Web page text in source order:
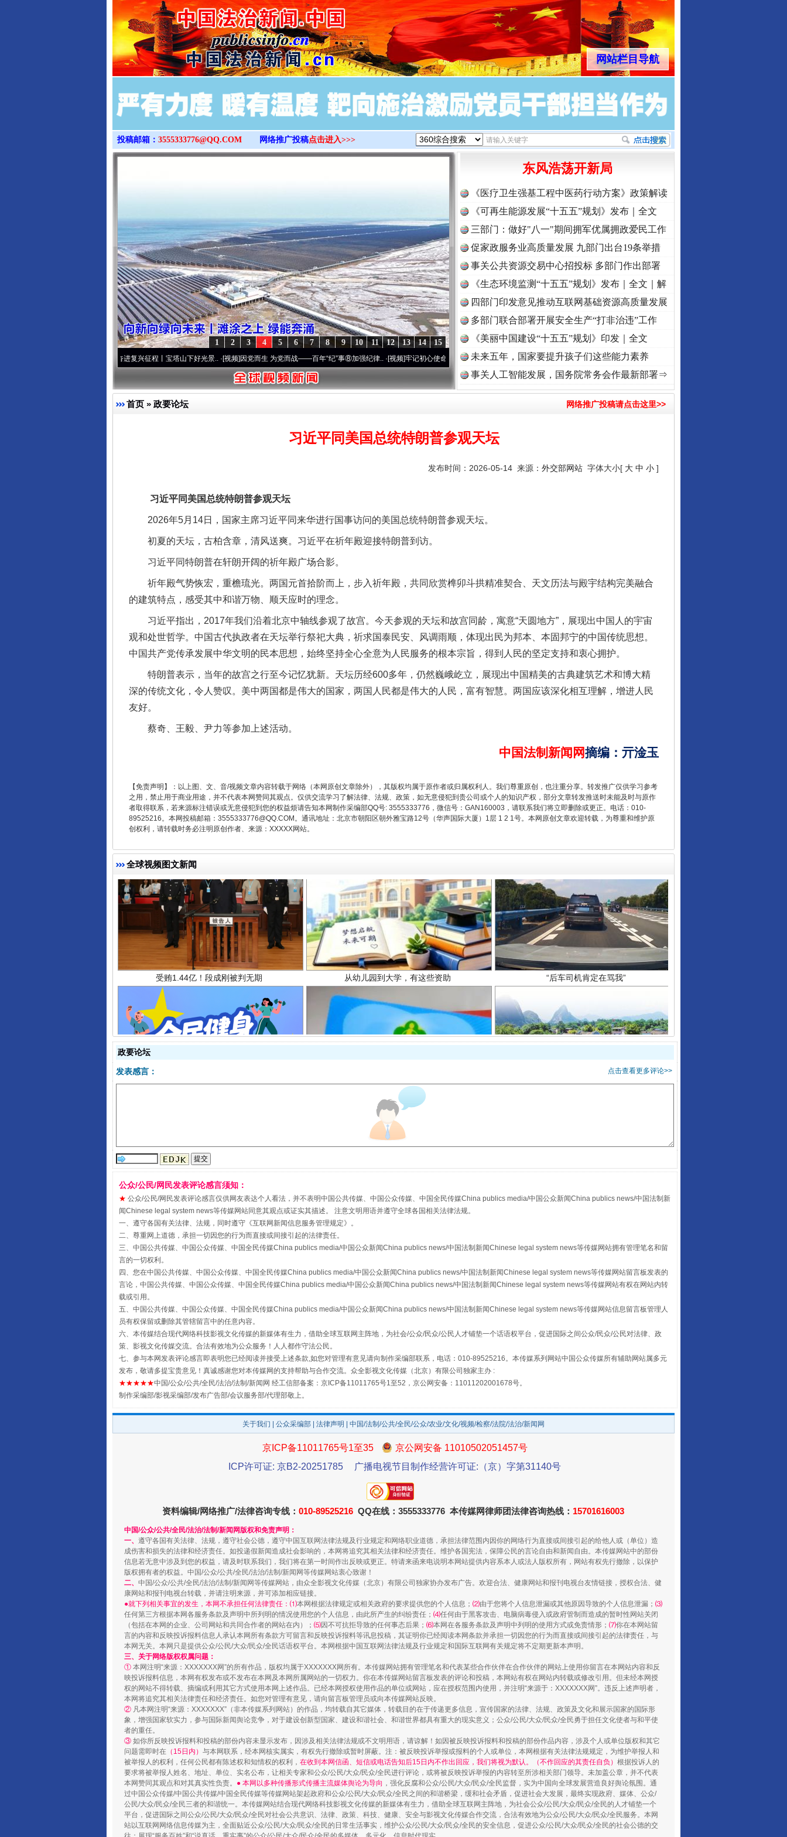
>
网站栏目导航
投稿邮箱： 3555333776@QQ.COM 网络推广投稿点击进入>>>
15
14
13
12
11
10
9
8
7
6
5
4
3
2
1
牢记初心使命 奋进复兴征程丨宝塔山下好光景..·[视频]因党而生 为党而战——百年“纪”事⑧加强纪律..·[视频]牢记初心使命 奋进复兴征程丨“转折之城”激荡..·[视频]牢记初心使命 奋进复兴征程丨红船起航处 潮起..
东风浩荡开新局
《医疗卫生强基工程中医药行动方案》政策解读
《可再生能源发展“十五五”规划》发布｜全文
三部门：做好"八一"期间拥军优属拥政爱民工作
促家政服务业高质量发展 九部门出台19条举措
事关公共资源交易中心招投标 多部门作出部署
《生态环境监测“十五五”规划》发布｜全文｜解
读
四部门印发意见推动互联网基础资源高质量发展
多部门联合部署开展安全生产“打非治违”工作
《美丽中国建设“十五五”规划》印发｜全文
未来五年，国家要提升孩子们这些能力素养
事关人工智能发展，国务院常务会作最新部署⇒
首页 » 政要论坛 网络推广投稿请点击这里>>
习近平同美国总统特朗普参观天坛
发布时间：2026-05-14 来源： 外交部网站 字体大小[ 大 中 小 ]
习近平同美国总统特朗普参观天坛
2026年5月14日，国家主席习近平同来华进行国事访问的美国总统特朗普参观天坛。
初夏的天坛，古柏含章，清风送爽。习近平在祈年殿迎接特朗普到访。
习近平同特朗普在轩朗开阔的祈年殿广场合影。
祈年殿气势恢宏，重檐琉光。两国元首拾阶而上，步入祈年殿，共同欣赏榫卯斗拱精准契合、天文历法与殿宇结构完美融合
的建筑特点，感受其中和谐万物、顺天应时的理念。
习近平指出，2017年我们沿着北京中轴线参观了故宫。今天参观的天坛和故宫同龄，寓意“天圆地方”，展现出中国人的宇宙
观和处世哲学。中国古代执政者在天坛举行祭祀大典，祈求国泰民安、风调雨顺，体现出民为邦本、本固邦宁的中国传统思想。
中国共产党传承发展中华文明的民本思想，始终坚持全心全意为人民服务的根本宗旨，得到人民的坚定支持和衷心拥护。
特朗普表示，当年的故宫之行至今记忆犹新。天坛历经600多年，仍然巍峨屹立，展现出中国精美的古典建筑艺术和博大精
深的传统文化，令人赞叹。美中两国都是伟大的国家，两国人民都是伟大的人民，富有智慧。两国应该深化相互理解，增进人民
友好。
蔡奇、王毅、尹力等参加上述活动。
中国法制新闻网摘编 ： 亓淦玉
【免责声明】：以上图、文、音/视频文章内容转载于网络（本网原创文章除外），其版权均属于原作者或归属权利人。我们尊重原创，也注重分享。转发推广仅供学习参考
之用，禁止用于商业用途，并不代表本网赞同其观点。仅供交流学习了解法律、法规、政策，如无意侵犯到贵公司或个人的知识产权，部分文章转发推送时未能及时与原作
者取得联系，若来源标注错误或无意侵犯到您的权益烦请告知本网制作采编部QQ号: 3555333776，微信号：GAN160003，请联系我们将立即删除或更正。电话：010-
89525216。本网投稿邮箱：3555333776@QQ.COM。通讯地址：北京市朝阳区朝外雅宝路12号（华声国际大厦）1层 1 2 1号。本网原创文章欢迎转载，为尊重和维护原
创权利，请转载时务必注明原创作者、来源：XXXXX网站。
全球视频图文新闻
完善运行机制助力责任有效落实 一纸欠条伤亲情 巡回调解促和解.. 行业协会接连发公告
受贿1.44亿！段成刚被判无期 从幼儿园到大学，有这些资助 “后车司机肯定在骂我”
全民健身五年计划来了！等你上场 让传统村落焕发生机
阿坝州三大球赛在茂县开幕
国家大学科技园优化重塑工作 镜头丨大暑三秋近
扯下公款旅游的“隐身衣” 如何以同查同治破解风腐交织难题 养老服务师职业资格制度暂行规定
“蜀中异人”王建安的艺术幻境 一颗心始终滚烫
政要论坛
点击查看更多评论>>
发表感言：
公众/公民/网民发表评论感言须知：
★ 公众/公民/网民发表评论感言仅供网友表达个人看法，并不表明中国公共传媒、中国公众传媒、中国全民传媒China publics media/中国公众新闻China publics news/中国法制新
闻Chinese legal system news等传媒网站同意其观点或证实其描述。 注意文明用语并遵守全球各国相关法律法规。
一、遵守各国有关法律、法规，同时遵守《互联网新闻信息服务管理规定》。
二、尊重网上道德，承担一切因您的行为而直接或间接引起的法律责任。
三、中国公共传媒、中国公众传媒、中国全民传媒China publics media/中国公众新闻China publics news/中国法制新闻Chinese legal system news等传媒网站拥有管理笔名和留
言的一切权利。
四、您在中国公共传媒、中国公众传媒、中国全民传媒China publics media/中国公众新闻China publics news/中国法制新闻Chinese legal system news等传媒网站留言板发表的
言论，中国公共传媒、中国公众传媒、中国全民传媒China publics media/中国公众新闻China publics news/中国法制新闻Chinese legal system news等传媒网站有权在网站内转
载或引用。
五、中国公共传媒、中国公众传媒、中国全民传媒China publics media/中国公众新闻China publics news/中国法制新闻Chinese legal system news等传媒网站信息留言板管理人
员有权保留或删除其管辖留言中的任意内容。
六、本传媒结合现代网络科技影视文化传媒的新媒体有生力，借助全球互联网主阵地，为社会/公众/民众/公民人才铺垫一个话语权平台，促进国际之间公众/民众/公民对法律、政
策、影视文化传媒交流。合法有效地为公众服务！人人都作守法公民。
七、参与本网发表评论感言即表明您已经阅读并接受上述条款,如您对管理有意见请向制作采编部联系，电话：010-89525216。本传媒系列网站中国公众传媒所有辅助网站属多元
发布，敬请多提宝贵意见！真诚感谢您对本传媒网的支持帮助与合作交流。众全影视文化传媒（北京）有限公司独家主办 :
★★★★★中国/公众/公共/全民/法治/法制/新闻网 经工信部备案：京ICP备11011765号1至52，京公网安备：11011202001678号。
制作采编部/影视采编部/发布广告部/会议服务部/代理部敬上。
关于我们 公众采编部 法律声明 | 中国/法制/公共/全民/公众/农业/文化/视频/检察/法院/法治/新闻网
京ICP备11011765号1至35
京公网安备 11010502051457号
ICP许可证: 京B2-20251785
广播电视节目制作经营许可证:（京）字第31140号
资料编辑/网络推广/法律咨询专线： 010-89525216 QQ在线：3555333776 本传媒网律师团法律咨询热线： 15701616003
中国/公众/公共/全民/法治/法制/新闻网版权和免责声明：
一、 遵守各国有关法律、法规，遵守社会公德，遵守中国互联网法律法规及行业规定和网络职业道德，承担法律范围内因你的网络行为直接或间接引起的给他人或（单位）造
成伤害和损失的法律和经济责任。如投递假新闻造成社会影响的，本网将追究其相关法律和经济责任。维护各国宪法，保障公民的言论自由和新闻自由。本传媒网站中的部份
信息若无意中涉及到您的权益，请及时联系我们，我们将在第一时间作出反映或更正。特请来函来电说明本网站提供内容系本人或法人版权所有，网站有权先行撤除，以保护
版权拥有者的权益。中国/公众/公共/全民/法治/法制/新闻网等传媒网站衷心致谢！
二、 中国/公众/公共/全民/法治/法制/新闻网等传媒网站，由众全影视文化传媒（北京）有限公司独家协办发布广告。欢迎合法、健康网站和报刊电视台友情链接，授权合法、健
康网站和报刊电视台转载，并请注明来源，并可添加相应链接。
●就下列相关事宜的发生，本网不承担任何法律责任：⑴本网根据法律规定或相关政府的要求提供您的个人信息； ⑵由于您将个人信息泄漏或其他原因导致的个人信息泄漏； ⑶
任何第三方根据本网各服务条款及声明中所列明的情况使用您的个人信息，由此所产生的纠纷责任； ⑷任何由于黑客攻击、电脑病毒侵入或政府管制而造成的暂时性网站关闭
（包括在本网的企业、公司网站和共同合作者的网站在内）； ⑸因不可抗拒导致的任何事态后果； ⑹本网在各服务条款及声明中列明的使用方式或免责情形； ⑺你在本网站留
言的内容和反映投诉报料信息人承认本网所有条款方可留言和反映投诉报料等讯息投稿，其证明你已经阅读本网条款并承担一切因您的行为而直接或间接引起的法律责任，与
本网无关。本网只是提供公众/公民/大众/民众/全民话语权平台。本网根据中国互联网法律法规及行业规定和国际互联网有关规定将不定期更新本声明。
三、关于网络版权权属问题：
① 本网注明“来源：XXXXXXX网”的所有作品，版权均属于XXXXXXX网所有。本传媒网站拥有管理笔名和代表某些合作伙伴在合作伙伴的网站上使用你留言在本网站内容和反
映投诉报料信息，本网有权发布或不发布在本网及本网所属网站的一切权力。你在本传媒网站留言板发表的评论和投稿，本网站有权在网站内转载或修改引用。但未经本网授
权的网站不得转载、摘编或利用其它方式使用本网上述作品。已经本网授权使用作品的单位或网站，应在授权范围内使用，并注明“来源于：XXXXXXX网”。违反上述声明者，
本网将追究其相关法律责任和经济责任。如您对管理有意见，请向留言板管理员或向本传媒网站反映。
② 凡本网注明“来源：XXXXXXX”（非本传媒系列网站）的作品，均转载自其它媒体，转载目的在于传递更多信息，宣传国家的法律、法规、政策及文化和展示国家的国际形
象，增强国家软实力，参与国际新闻舆论竞争，对于建设创新型国家、建设和谐社会、和谐世界都具有重大的现实意义；公众/公民/大众/民众/全民勇于担任文化使者与和平使
者的重任。
③ 如你所反映投诉报料和投稿的部份内容未显示发布，因涉及相关法律法规或不文明用语，请谅解！如因被反映投诉报料和投稿的部份作品内容，涉及个人或单位版权和其它
问题需即时在 （15日内） 与本网联系，经本网核实属实，有权先行撤除或暂时屏蔽。注：被反映投诉举报或报料的个人或单位，本网根据有关法律法规规定，为维护举报人和
被举报人的权利，任何公民都有陈述权和知情权的权利， 在收到本网信函、短信或电话告知后15日内不作出回应，我们将视为默认。（不作回应的其责任自负） 根据投诉人的
要求将被举报人姓名、地址、单位、实名公布，让相关专家和公众/公民/大众/民众/全民进行评论，或将被反映投诉举报的内容转至所涉相关部门领导。未加盖公章，并不代表
本网赞同其观点和对其真实性负责。 ● 本网以多种传播形式传播主流媒体舆论为导向 ，强化反腐和公众/公民/大众/民众/全民监督，实为中国向全球发展营造良好舆论氛围。通
过中国公众传媒/中国公共传媒/中国全民传媒等传媒网站架起政府和公众/公民/大众/民众/全民之间的和谐桥梁，缓和社会矛盾，促进社会大发展，最终实现政府、媒体、公众/
公民/大众/民众/全民三者的和谐统一。本传媒网站结合现代网络科技影视文化传媒的新媒体有生力，借助全球互联网主阵地，为社会公众/公民/大众/民众/全民的人才铺垫一个
平台，促进国际之间公众/公民/大众/民众/全民对社会公共意识、法律、政策、科技、健康、安全与影视文化传媒合作交流，合法有效地为公众/公民/大众/民众/全民服务。本网
站以互联网网络信息传媒为主，全面贴近公众/公民/大众/民众/全民的日常生活事实，维护公众/公民/大众/民众/全民的安全信息，促进公众/公民/大众/民众/全民的社会公德的交